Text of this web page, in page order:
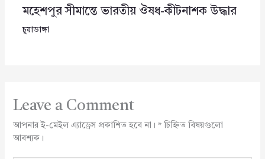
মহেশপুর সীমান্তে ভারতীয় ঔষধ-কীটনাশক উদ্ধার
চুয়াডাঙ্গা
Leave a Comment
আপনার ই-মেইল এ্যাড্রেস প্রকাশিত হবে না। *চিহ্নিত বিষয়গুলো
আবশ্যক।